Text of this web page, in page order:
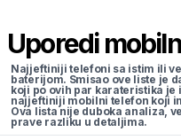
Uporedi
Najjeftiniji telefoni sa istim ili
baterijom. Smisao ove liste je
koji po ovih par karateristika
najjeftiniji mobilni telefon koji
Ova lista nije duboka analiza,
prave razliku u detaljima.